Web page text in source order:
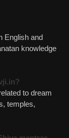
English and
knowledge
to dream
temples,